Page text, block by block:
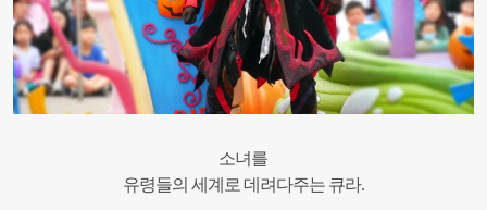
소녀를
유령들의 세계로 데려다주는 큐라.